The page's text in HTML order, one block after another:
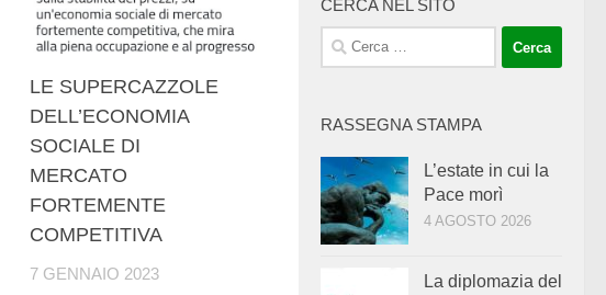
LE SUPERCAZZOLE
DELL’ECONOMIA
SOCIALE DI
MERCATO
FORTEMENTE
COMPETITIVA
7 GENNAIO 2023
CERCA NEL SITO
Ricerca
per:
RASSEGNA STAMPA
L’estate in cui la
Pace morì
4 AGOSTO 2026
La diplomazia del